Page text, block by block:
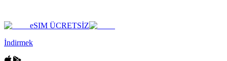
eSIM ÜCRETSİZ
İndirmek